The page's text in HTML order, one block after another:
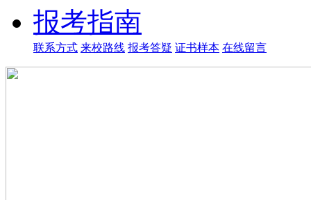
报考指南
联系方式 来校路线 报考答疑 证书样本 在线留言